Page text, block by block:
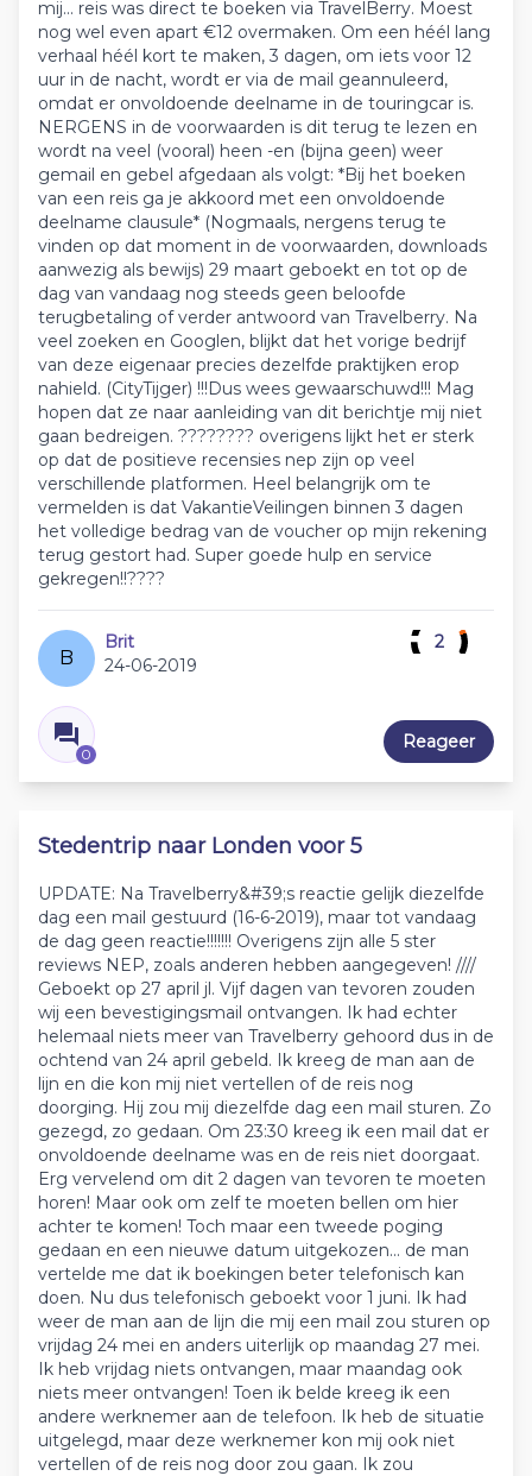
mij... reis was direct te boeken via TravelBerry. Moest
nog wel even apart €12 overmaken. Om een héél lang
verhaal héél kort te maken, 3 dagen, om iets voor 12
uur in de nacht, wordt er via de mail geannuleerd,
omdat er onvoldoende deelname in de touringcar is.
NERGENS in de voorwaarden is dit terug te lezen en
wordt na veel (vooral) heen -en (bijna geen) weer
gemail en gebel afgedaan als volgt: *Bij het boeken
van een reis ga je akkoord met een onvoldoende
deelname clausule* (Nogmaals, nergens terug te
vinden op dat moment in de voorwaarden, downloads
aanwezig als bewijs) 29 maart geboekt en tot op de
dag van vandaag nog steeds geen beloofde
terugbetaling of verder antwoord van Travelberry. Na
veel zoeken en Googlen, blijkt dat het vorige bedrijf
van deze eigenaar precies dezelfde praktijken erop
nahield. (CityTijger) !!!Dus wees gewaarschuwd!!! Mag
hopen dat ze naar aanleiding van dit berichtje mij niet
gaan bedreigen. ???????? overigens lijkt het er sterk
op dat de positieve recensies nep zijn op veel
verschillende platformen. Heel belangrijk om te
vermelden is dat VakantieVeilingen binnen 3 dagen
het volledige bedrag van de voucher op mijn rekening
terug gestort had. Super goede hulp en service
gekregen!!????
B
Brit
24-06-2019
0
2
Reageer
Stedentrip naar Londen voor 5
UPDATE: Na Travelberry&#39;s reactie gelijk diezelfde
dag een mail gestuurd (16-6-2019), maar tot vandaag
de dag geen reactie!!!!!!! Overigens zijn alle 5 ster
reviews NEP, zoals anderen hebben aangegeven! ////
Geboekt op 27 april jl. Vijf dagen van tevoren zouden
wij een bevestigingsmail ontvangen. Ik had echter
helemaal niets meer van Travelberry gehoord dus in de
ochtend van 24 april gebeld. Ik kreeg de man aan de
lijn en die kon mij niet vertellen of de reis nog
doorging. Hij zou mij diezelfde dag een mail sturen. Zo
gezegd, zo gedaan. Om 23:30 kreeg ik een mail dat er
onvoldoende deelname was en de reis niet doorgaat.
Erg vervelend om dit 2 dagen van tevoren te moeten
horen! Maar ook om zelf te moeten bellen om hier
achter te komen! Toch maar een tweede poging
gedaan en een nieuwe datum uitgekozen... de man
vertelde me dat ik boekingen beter telefonisch kan
doen. Nu dus telefonisch geboekt voor 1 juni. Ik had
weer de man aan de lijn die mij een mail zou sturen op
vrijdag 24 mei en anders uiterlijk op maandag 27 mei.
Ik heb vrijdag niets ontvangen, maar maandag ook
niets meer ontvangen! Toen ik belde kreeg ik een
andere werknemer aan de telefoon. Ik heb de situatie
uitgelegd, maar deze werknemer kon mij ook niet
vertellen of de reis nog door zou gaan. Ik zou